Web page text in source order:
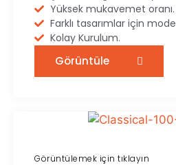
Yüksek mukavemet oranı.
Farklı tasarımlar için
Kolay Kurulum.
Görüntüle
Görüntülemek için tıklayın